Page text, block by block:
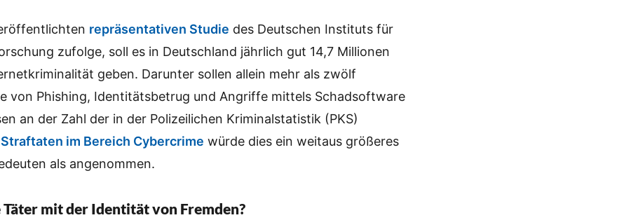
repräsentativen Studie des Deutschen Instituts für
zufolge, soll es in Deutschland jährlich gut 14,7 Millionen
geben. Darunter sollen allein mehr als zwölf
von Phishing, Identitätsbetrug und Angriffe mittels Schadsoftware
an der Zahl der in der Polizeilichen Kriminalstatistik (PKS)
Straftaten im Bereich Cybercrime würde dies ein weitaus größeres
als angenommen.
Täter mit der Identität von Fremden?